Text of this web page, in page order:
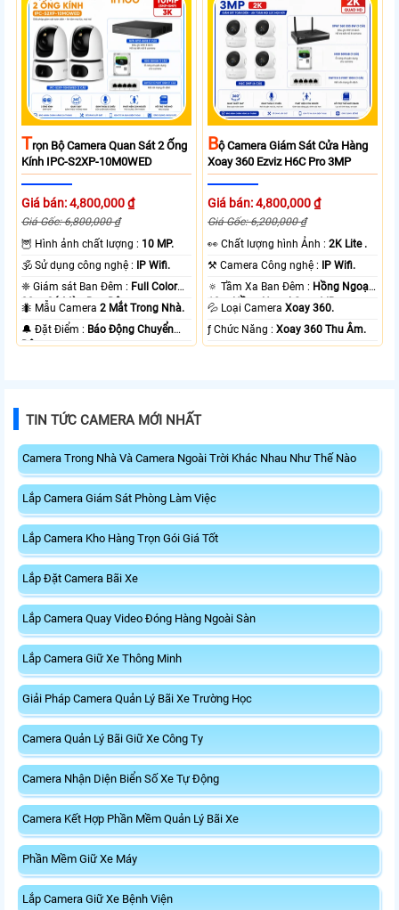
TRọn Bộ Camera Quan Sát 2 Ống
Kính IPC-S2XP-10M0WED
Giá bán: 4,800,000 ₫
Giá Gốc: 6,800,000 ₫
🦉 Hình ảnh chất lượng : 10 MP.
🕉️ Sử dụng công nghệ :
IP Wifi.
❈ Giám sát Ban Đêm : Full Color
20m Có Màu Ban Ðêm.
🐜 Mẫu Camera2 Mắt Trong Nhà.
️🔔 Đặt Điểm : Báo Động Chuyển
Động.
BỘ Camera Giám Sát Cửa Hàng
Xoay 360 Ezviz H6C Pro 3MP
Giá bán: 4,800,000 ₫
Giá Gốc: 6,200,000 ₫
️👀 Chất lượng hình Ảnh :2K Lite .
⚒ Camera Công nghệ :
IP Wifi.
🔅 Tầm Xa Ban Đêm : Hồng Ngoại
10m Hồng Ngoại Smart IR.
💦 Loại CameraXoay 360.
️ƒ Chức Năng :Xoay 360 Thu Âm.
TIN TỨC CAMERA MỚI NHẤT
Camera Trong Nhà Và Camera Ngoài Trời Khác Nhau Như Thế Nào
Lắp Camera Giám Sát Phòng Làm Việc
Lắp Camera Kho Hàng Trọn Gói Giá Tốt
Lắp Đặt Camera Bãi Xe
Lắp Camera Quay Video Đóng Hàng Ngoài Sàn
Lắp Camera Giữ Xe Thông Minh
Giải Pháp Camera Quản Lý Bãi Xe Trường Học
Camera Quản Lý Bãi Giữ Xe Công Ty
Camera Nhận Diện Biển Số Xe Tự Động
Camera Kết Hợp Phần Mềm Quản Lý Bãi Xe
Phần Mềm Giữ Xe Máy
Lắp Camera Giữ Xe Bệnh Viện